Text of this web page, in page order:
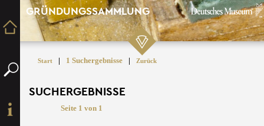
GRÜNDUNGSSAMMLUNG
Start | 1 Suchergebnisse | Zurück
SUCHERGEBNISSE
Seite 1 von 1